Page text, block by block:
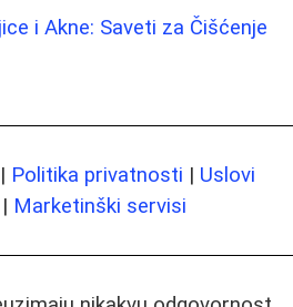
i Akne: Saveti za Čišćenje
| Politika privatnosti | Uslovi
| Marketinški servisi